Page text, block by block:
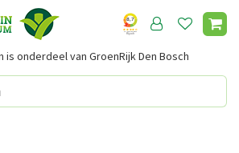
is onderdeel van GroenRijk Den Bosch